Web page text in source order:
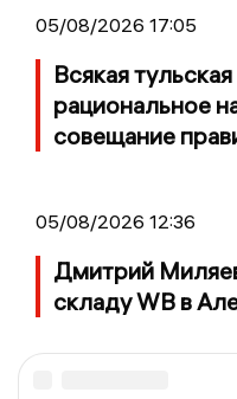
05/08/2026 17:05
Всякая
рациональное
совещание
05/08/2026 12:36
Дмитрий
складу WB в